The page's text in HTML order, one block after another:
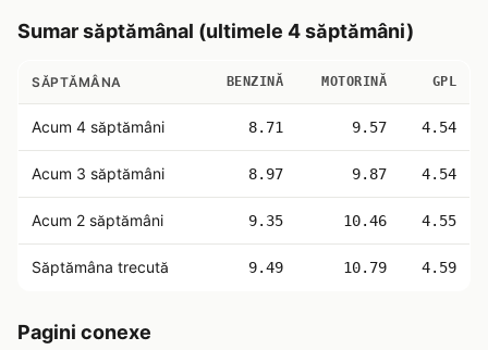
Sumar săptămânal (ultimele 4 săptămâni)
SĂPTĂMÂNA BENZINĂ MOTORINĂ GPL
Acum 4 săptămâni 8.71 9.57 4.54
Acum 3 săptămâni 8.97 9.87 4.54
Acum 2 săptămâni 9.35 10.46 4.55
Săptămâna trecută 9.49 10.79 4.59
Pagini conexe